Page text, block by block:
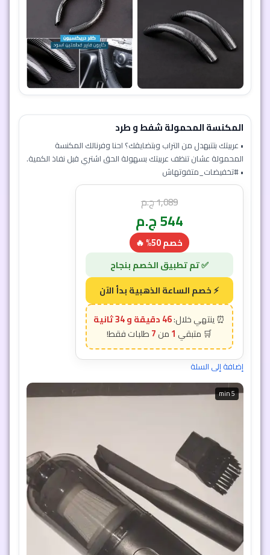
المكنسة المحمولة شفط و طرد
• عربيتك بتتبهدل من التراب وبتضايقك؟ احنا وفرنالك المكنسة
المحمولة عشان تنظف عربيتك بسهولة الحق اشتري قبل نفاذ الكمية.
• #تخفيضات_متفوتهاش
1,089ج.م
544ج.م
خصم 50% 🔥
46 دقيقة و 31 ثانية
1
7
إضافة إلى السلة
5 min